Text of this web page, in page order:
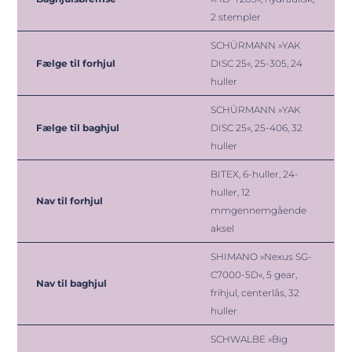
2 stempler
Fælge til forhjul
SCHÜRMANN »YAK
DISC 25«, 25-305, 24
huller
Fælge til baghjul
SCHÜRMANN »YAK
DISC 25«, 25-406, 32
huller
Nav til forhjul
BITEX, 6-huller, 24-
huller, 12
mmgennemgående
aksel
Nav til baghjul
SHIMANO »Nexus SG-
C7000-5D«, 5 gear,
frihjul, centerlås, 32
huller
SCHWALBE »Big